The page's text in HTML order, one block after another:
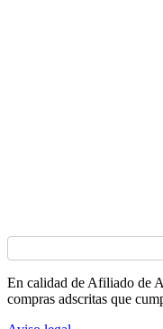
En calidad de Afiliado de
compras adscritas que